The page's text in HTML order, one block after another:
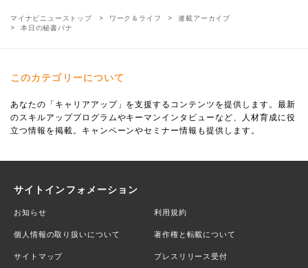
マイナビニューストップ ワーク＆ライフ
連載アーカイブ
本日の秘書バナ
このカテゴリーについて
あなたの「キャリアアップ」を支援するコンテンツを提供します。最新
のスキルアッププログラムやキーマンインタビューなど、人材育成に役
立つ情報を掲載。キャンペーンやセミナー情報も提供します。
サイトインフォメーション
お知らせ 利用規約
個人情報の取り扱いについて 著作権と転載について
サイトマップ プレスリリース受付